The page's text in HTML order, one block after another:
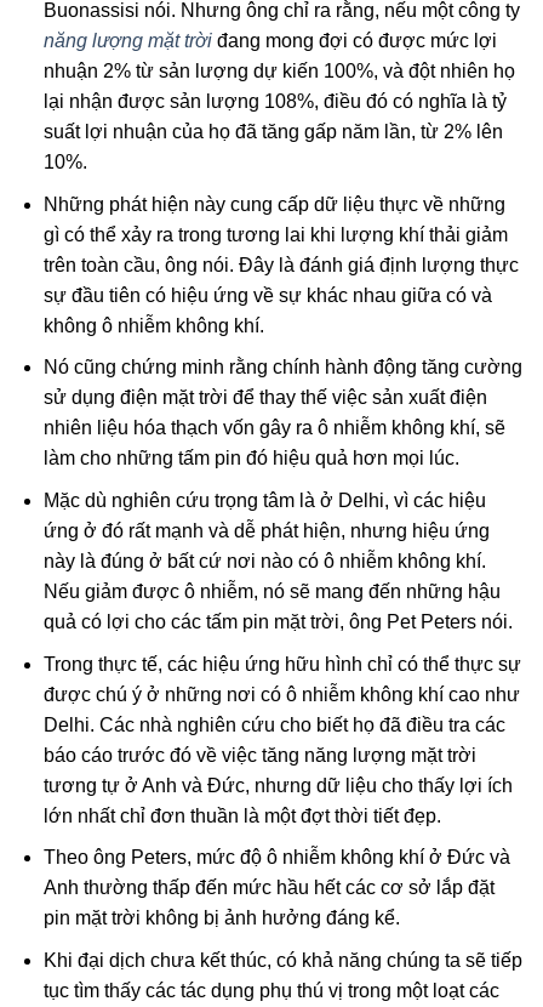
Buonassisi nói. Nhưng ông chỉ ra rằng, nếu một công ty
năng lượng mặt trờiđang mong đợi có được mức lợi
nhuận 2% từ sản lượng dự kiến 100%, và đột nhiên họ
lại nhận được sản lượng 108%, điều đó có nghĩa là tỷ
suất lợi nhuận của họ đã tăng gấp năm lần, từ 2% lên
10%.
Những phát hiện này cung cấp dữ liệu thực về những
gì có thể xảy ra trong tương lai khi lượng khí thải giảm
trên toàn cầu, ông nói. Đây là đánh giá định lượng thực
sự đầu tiên có hiệu ứng về sự khác nhau giữa có và
không ô nhiễm không khí.
Nó cũng chứng minh rằng chính hành động tăng cường
sử dụng điện mặt trời để thay thế việc sản xuất điện
nhiên liệu hóa thạch vốn gây ra ô nhiễm không khí, sẽ
làm cho những tấm pin đó hiệu quả hơn mọi lúc.
Mặc dù nghiên cứu trọng tâm là ở Delhi, vì các hiệu
ứng ở đó rất mạnh và dễ phát hiện, nhưng hiệu ứng
này là đúng ở bất cứ nơi nào có ô nhiễm không khí.
Nếu giảm được ô nhiễm, nó sẽ mang đến những hậu
quả có lợi cho các tấm pin mặt trời, ông Pet Peters nói.
Trong thực tế, các hiệu ứng hữu hình chỉ có thể thực sự
được chú ý ở những nơi có ô nhiễm không khí cao như
Delhi. Các nhà nghiên cứu cho biết họ đã điều tra các
báo cáo trước đó về việc tăng năng lượng mặt trời
tương tự ở Anh và Đức, nhưng dữ liệu cho thấy lợi ích
lớn nhất chỉ đơn thuần là một đợt thời tiết đẹp.
Theo ông Peters, mức độ ô nhiễm không khí ở Đức và
Anh thường thấp đến mức hầu hết các cơ sở lắp đặt
pin mặt trời không bị ảnh hưởng đáng kể.
Khi đại dịch chưa kết thúc, có khả năng chúng ta sẽ tiếp
tục tìm thấy các tác dụng phụ thú vị trong một loạt các